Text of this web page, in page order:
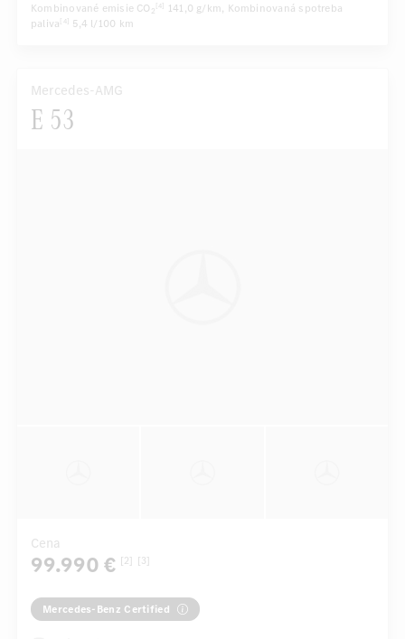
Kombinované emisie CO 2 [4] 141,0 g/km, Kombinovaná spotreba
paliva
[4] 5,4 l/100 km
Mercedes-AMG
E 53
Cena
99.990 € [2] [3]
Mercedes-Benz Certified